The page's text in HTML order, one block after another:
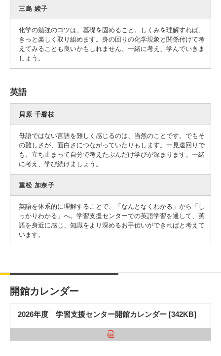
三島 綾子
化学の勉強のコツは、基礎を固めること。しくみを理解すれば、
きっと楽しく取り組めます。身の回りの化学現象と関係付けて考
えてみることも良いかもしれません。一緒に考え、学んでいきま
しょう。
英語
貝原 千馨枝
母語ではない言語を難しく感じるのは、当然のことです。でもそ
の難しさが、面白さにつながっていたりもします。一見遠回りで
も、立ち止まって自分で考えたぶんだけ学びが深まります。一緒
に考え、学び続けましょう。
重松 加奈子
英語を体系的に理解することで、「なんとなくわかる」から「し
っかりわかる」へ。学習支援センターでの英語学習を通して、英
語を身近に感じ、知識をより深めるお手伝いができればと考えて
います。
開館カレンダー
2026年度 学習支援センター開館カレンダー [342KB]